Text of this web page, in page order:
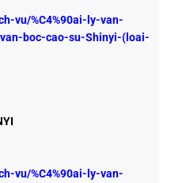
vu/%C4%90ai-ly-van-
boc-cao-su-Shinyi-(loai-
vu/%C4%90ai-ly-van-